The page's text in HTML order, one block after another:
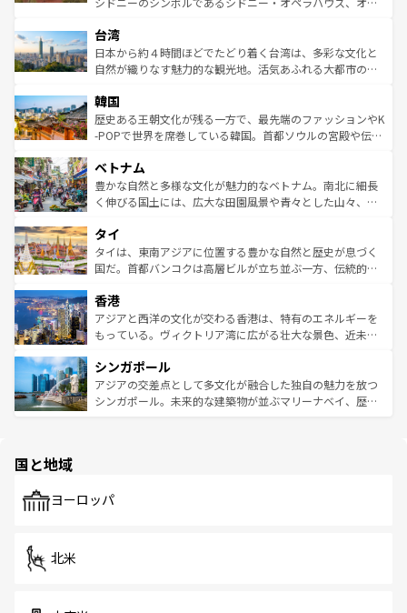
情報は
人々、おいしいローカルフードやハワイアンミュージッ
ク、伝統的なフラダンスなど、すべてがハワイの魅力を彩
っている。訪れるたびに新しい発見と感動が待っているハ
はコンテンツ一覧
リアリーフや大陸中央部にそびえるウルル（エアーズロッ
ク）、タスマニアの美しい原生林やケアンズの熱帯雨林な
ど、見どころがたくさん。また、カフェやワイン、オージ
いる。アクティビティも充実しており、サーフィンやダイ
ビング、ハイキングなど、アウトドア好きにはたまらな
い。オーストラリアの多彩な魅力を存分に味わいつくそ
参照してほしい。
台湾
日本から約４時間ほどでたどり着く台湾は、多彩な文化と
自然が織りなす魅力的な観光地。活気あふれる大都市の台
ン）、静ひつな山岳地帯である台湾東部など、都市の喧騒
と山間の静けさが共存しており、訪れる人に新しい発見と
驚きをもたらしてくれる。また、奥深い台湾の食文化も魅
容にもいいと評判のスイーツなど、バラエティ豊かな料理
が味わえる。 なお、新着の台湾情報は コンテンツ一覧を参
照してほしい。
韓国
歴史ある王朝文化が残る一方で、最先端のファッションやK
-POPで世界を席巻している韓国。首都ソウルの宮殿や伝統
き、地方に足を延ばせば四季折々の自然美を楽しむことが
できる。そして、キムチや焼肉、絶品のストリートフード
まで、さまざまな韓国料理が待っている。夜には、韓国な
リティに包まれながら、韓国の多彩な魅力を心ゆくまで味
わってみてほしい。 なお、新着の韓国情報はコンテンツ一
覧を参照してほしい。
ベトナム
豊かな自然と多様な文化が魅力的なベトナム。南北に細長
く伸びる国土には、広大な田園風景や青々とした山々、世
急速な発展と共に伝統が息づく。ハノイの古い町並みやホ
ーチミン市のフランス統治時代の建物も、独特の雰囲気を
醸し出している。また、バラエティの豊かさとおいしさで
とつ。フォーやバインミー、ベトナムコーヒーなどは、ぜ
ひ現地で味わいたい。どの地域を訪れてもあたたかい人々
が旅行者を迎えてくれるので、きっと忘れられない旅にな
参照してほしい。
タイ
タイは、東南アジアに位置する豊かな自然と歴史が息づく
国だ。首都バンコクは高層ビルが立ち並ぶ一方、伝統的な
の活気が交差している。北部ではチェンマイなどの山岳地
帯で自然と触れ合い、南部ではプーケットやクラビの美し
いビーチでリゾート気分を楽しむことができる。タイ料理
激する。気候は一年中温暖で、どの季節にも異なる楽しみ
が待っている。親しみやすいタイの人々、仏教を中心とし
た文化、そして多様な観光資源が、訪れる旅人を魅了し続
香港
アジアと西洋の文化が交わる香港は、特有のエネルギーを
もっている。ヴィクトリア湾に広がる壮大な景色、近未来
み、どこを訪れても感動するはず。観光スポットが密集し
ており、効率よく見どころを回れるのも魅力。息をのむよ
うな絶景から文化的な体験まで、香港を存分に楽しみ尽く
シンガポール
アジアの交差点として多文化が融合した独自の魅力を放つ
シンガポール。未来的な建築物が並ぶマリーナベイ、歴史
で、ホーカーズは地元の風情を楽しめる外せないスポット
国と地域
ヨーロッパ
北米